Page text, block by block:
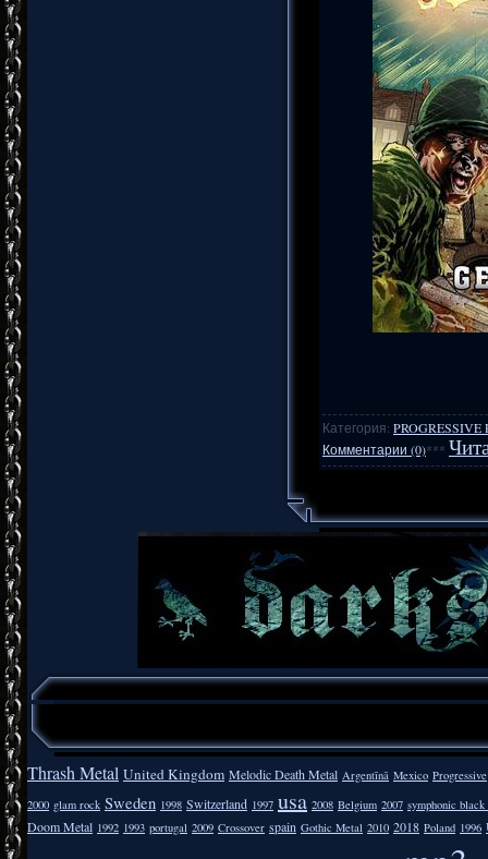
Категория: PROGRESSIVE
Комментарии (0)***
Thrash Metal United Kingdom Melodic Death Metal Argentīnā Mexico Progressive
2000 glam rock Sweden 1998 Switzerland 1997 usa 2008 Belgium 2007 symphonic
Doom Metal 1992 1993 portugal 2009 Crossover spain Gothic Metal 2010 2018 Poland 1996